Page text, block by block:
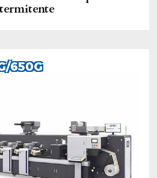
650G